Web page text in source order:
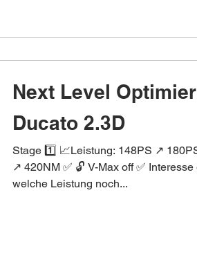
Next Level
Ducato 2.3D
Stage 1️⃣ 📈Leistung: 148PS ↗️
↗️ 420NM ✅ 🔓 V-Max off ✅
welche Leistung noch...